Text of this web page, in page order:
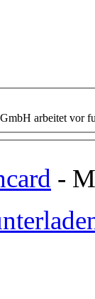
arbeitet vor
-